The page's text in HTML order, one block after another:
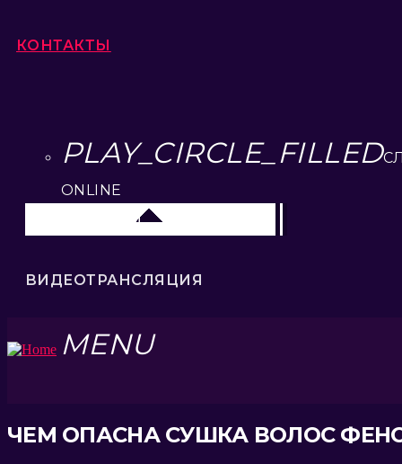
КОНТАКТЫ
PLAY_CIRCLE_FILLED
ONLINE
Липецк 104.2 FM
ВИДЕОТРАНСЛЯЦИЯ
MENU
ЧЕМ ОПАСНА СУШКА ВОЛОС